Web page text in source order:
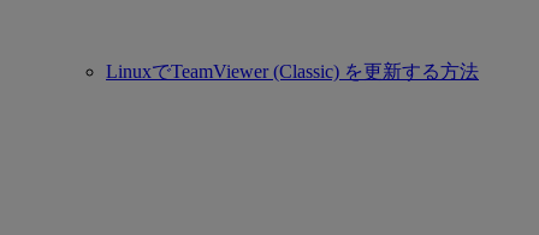
LinuxでTeamViewer (Classic) を更新する方法